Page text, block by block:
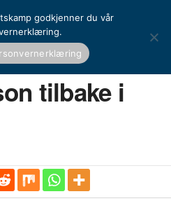
i Moskva
tilbake i
godkjenner du vår